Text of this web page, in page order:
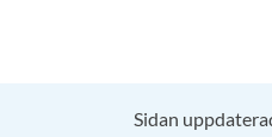
Sidan